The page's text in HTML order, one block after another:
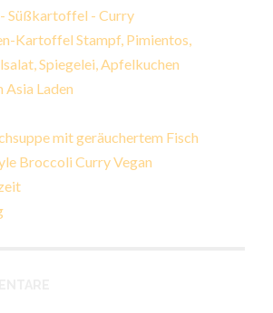
Süßkartoffel - Curry
Kartoffel Stampf, Pimientos,
Spiegelei, Apfelkuchen
Asia Laden
mit geräuchertem Fisch
Broccoli Curry Vegan